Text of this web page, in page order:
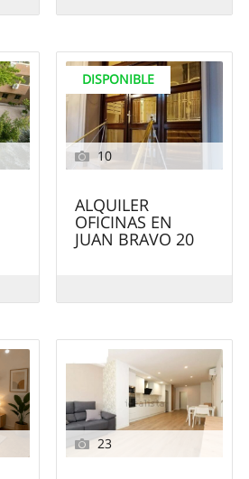
DISPONIBLE
10
ALQUILER
OFICINAS EN
JUAN BRAVO 20
23